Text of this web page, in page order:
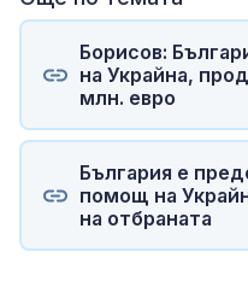
Борисов:
на Украйна,
млн. евро
България е
помощ на
на отбраната